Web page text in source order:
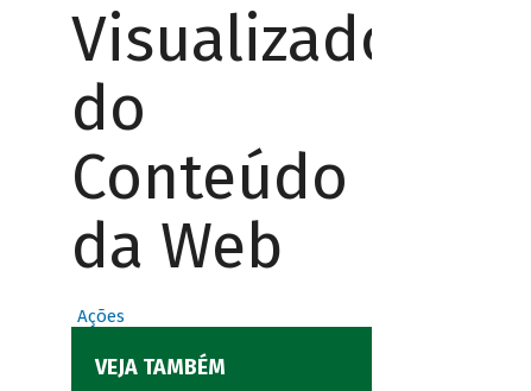
Visualizador
do
Conteúdo
da Web
Ações
VEJA TAMBÉM